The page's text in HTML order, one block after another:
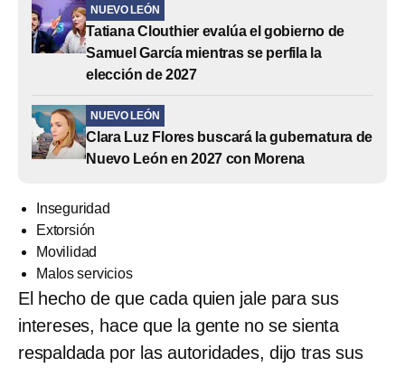
NUEVO LEÓN
Tatiana Clouthier evalúa el gobierno de
Samuel García mientras se perfila la
elección de 2027
NUEVO LEÓN
Clara Luz Flores buscará la gubernatura de
Nuevo León en 2027 con Morena
Inseguridad
Extorsión
Movilidad
Malos servicios
El hecho de que cada quien jale para sus
intereses, hace que la gente no se sienta
respaldada por las autoridades, dijo tras sus